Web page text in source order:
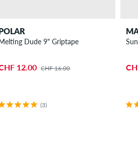
Dude 9" Griptape
12.00 CHF 16.00
(3)